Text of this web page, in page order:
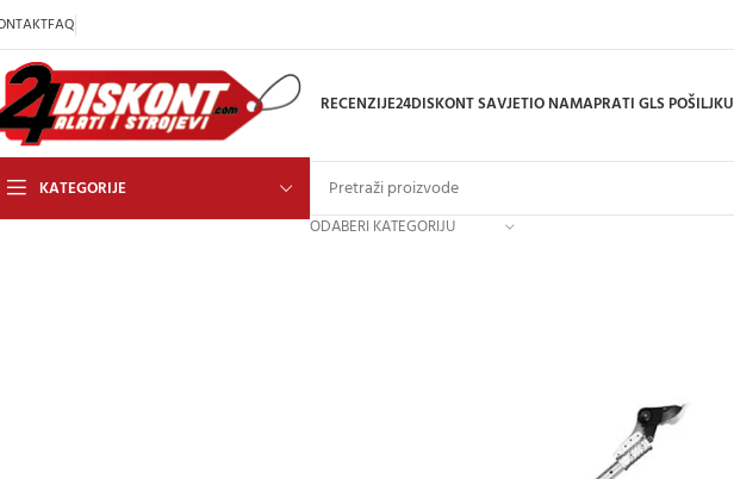
FAQ
RECENZIJE24DISKONT SAVJETIO NAMAPRATI GLS POŠILJKU
KATEGORIJE
ODABERI KATEGORIJU